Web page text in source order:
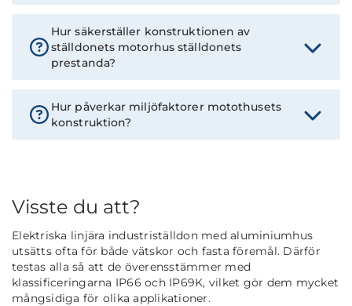
Hur säkerställer konstruktionen av
ställdonets motorhus ställdonets
prestanda?
Hur påverkar miljöfaktorer motothusets
konstruktion?
Visste du att?
Elektriska linjära industriställdon med aluminiumhus
utsätts ofta för både vätskor och fasta föremål. Därför
testas alla så att de överensstämmer med
klassificeringarna IP66 och IP69K, vilket gör dem mycket
mångsidiga för olika applikationer.